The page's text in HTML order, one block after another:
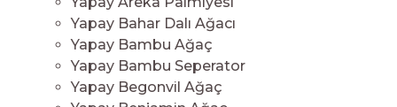
Yapay Bahar Dalı Ağacı
Yapay Bambu Ağaç
Yapay Bambu Seperator
Yapay Begonvil Ağaç